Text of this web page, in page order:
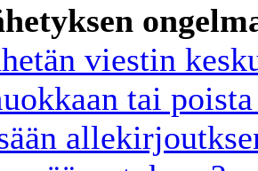
viestin
tai